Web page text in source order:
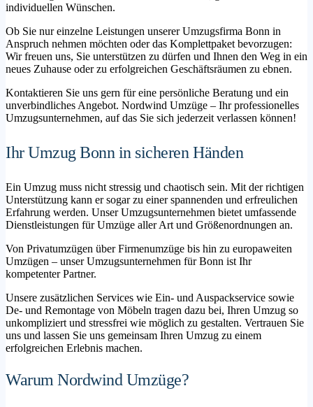
individuellen Wünschen.
Ob Sie nur einzelne Leistungen unserer Umzugsfirma Bonn in
Anspruch nehmen möchten oder das Komplettpaket bevorzugen:
Wir freuen uns, Sie unterstützen zu dürfen und Ihnen den Weg in ein
neues Zuhause oder zu erfolgreichen Geschäftsräumen zu ebnen.
Kontaktieren Sie uns gern für eine persönliche Beratung und ein
unverbindliches Angebot. Nordwind Umzüge – Ihr professionelles
Umzugsunternehmen, auf das Sie sich jederzeit verlassen können!
Ihr Umzug Bonn in sicheren Händen
Ein Umzug muss nicht stressig und chaotisch sein. Mit der richtigen
Unterstützung kann er sogar zu einer spannenden und erfreulichen
Erfahrung werden. Unser Umzugsunternehmen bietet umfassende
Dienstleistungen für Umzüge aller Art und Größenordnungen an.
Von Privatumzügen über Firmenumzüge bis hin zu europaweiten
Umzügen – unser Umzugsunternehmen für Bonn ist Ihr
kompetenter Partner.
Unsere zusätzlichen Services wie Ein- und Auspackservice sowie
De- und Remontage von Möbeln tragen dazu bei, Ihren Umzug so
unkompliziert und stressfrei wie möglich zu gestalten. Vertrauen Sie
uns und lassen Sie uns gemeinsam Ihren Umzug zu einem
erfolgreichen Erlebnis machen.
Warum Nordwind Umzüge?